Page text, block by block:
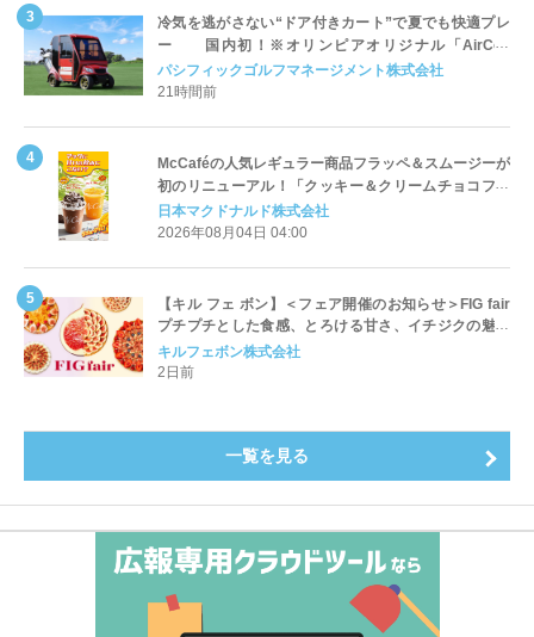
冷気を逃がさない“ドア付きカート”で夏でも快適プレ
ー 国内初！※オリンピアオリジナル「AirCon
Cart（エアコンカート）」導入 | ＰＧＭ
パシフィックゴルフマネージメント株式会社
21時間前
McCaféの人気レギュラー商品フラッペ＆スムージーが
初のリニューアル！「クッキー＆クリームチョコフラ
ッペ」「マンゴースムージー」8月5日（水）から販売
開始
日本マクドナルド株式会社
2026年08月04日 04:00
【キル フェ ボン】＜フェア開催のお知らせ＞FIG fair
プチプチとした食感、とろける甘さ、イチジクの魅力
をたっぷりと。新作を含め、イチジク尽くしの全4種が
登場8月20日（木）スタート
キルフェボン株式会社
2日前
一覧を見る